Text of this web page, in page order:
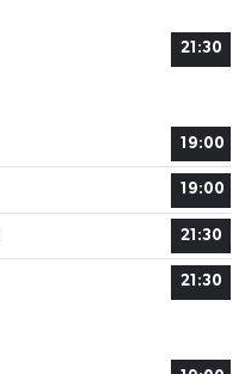
21:30
19:00
19:00
21:30
21:30